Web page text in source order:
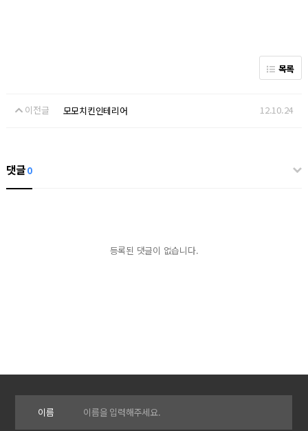
목록
이전글 모모치킨인테리어 12.10.24
댓글0
등록된 댓글이 없습니다.
이름